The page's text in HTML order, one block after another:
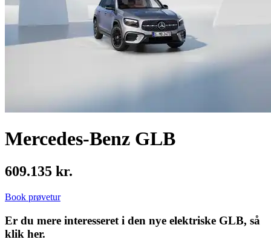
Mercedes-Benz GLB
609.135 kr.
Book prøvetur
Er du mere interesseret i den nye elektriske GLB, så
klik her.